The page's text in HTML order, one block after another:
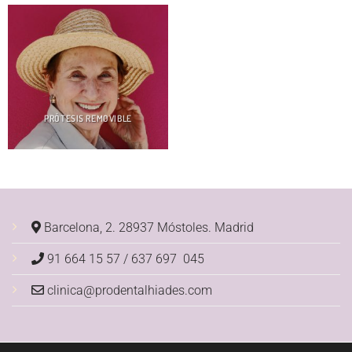
PRÓTESIS REMOVIBLE
Barcelona, 2. 28937 Móstoles. Madrid
91 664 15 57 / 637 697 045
clinica@prodentalhiades.com